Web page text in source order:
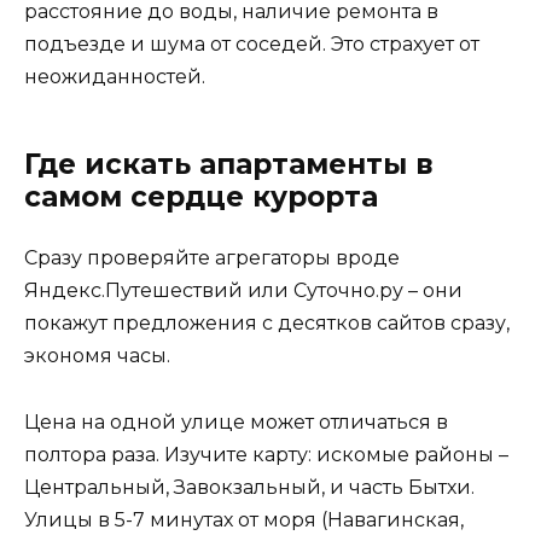
расстояние до воды, наличие ремонта в
подъезде и шума от соседей. Это страхует от
неожиданностей.
Где искать апартаменты в
самом сердце курорта
Сразу проверяйте агрегаторы вроде
Яндекс.Путешествий или Суточно.ру – они
покажут предложения с десятков сайтов сразу,
экономя часы.
Цена на одной улице может отличаться в
полтора раза. Изучите карту: искомые районы –
Центральный, Завокзальный, и часть Бытхи.
Улицы в 5-7 минутах от моря (Навагинская,